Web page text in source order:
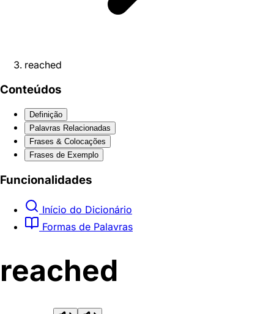
reached
Conteúdos
Definição
Palavras Relacionadas
Frases & Colocações
Frases de Exemplo
Funcionalidades
Início do Dicionário
Formas de Palavras
reached